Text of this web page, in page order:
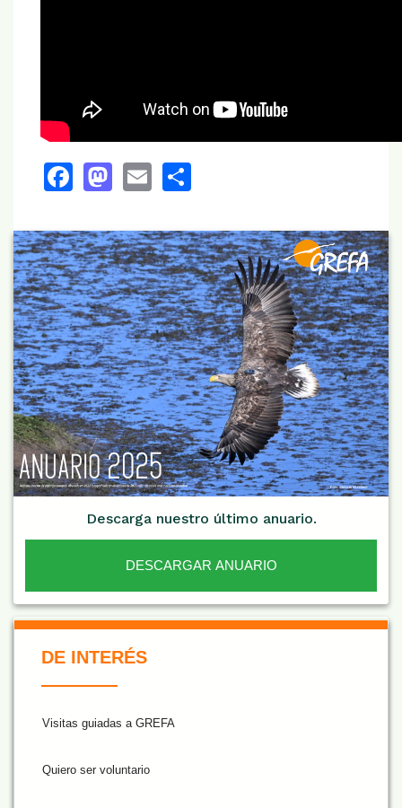
Facebook
Mastodon
Email
Descarga nuestro último anuario.
DESCARGAR ANUARIO
De Interés NARANJA
DE INTERÉS
Visitas guiadas a GREFA
Quiero ser voluntario